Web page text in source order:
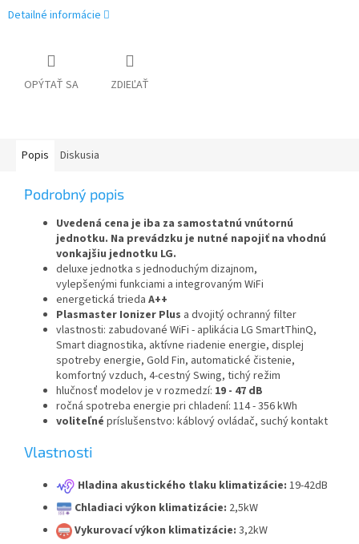
Detailné informácie
OPÝTAŤ SA ZDIEĽAŤ
Popis Diskusia
Podrobný popis
Uvedená cena je iba za samostatnú vnútornú
jednotku. Na prevádzku je nutné napojiť na vhodnú
vonkajšiu jednotku LG.
deluxe jednotka s jednoduchým dizajnom,
vylepšenými funkciami a integrovaným WiFi
energetická trieda A++
Plasmaster Ionizer Plus a dvojitý ochranný filter
vlastnosti: zabudované WiFi - aplikácia LG SmartThinQ,
Smart diagnostika, aktívne riadenie energie, displej
spotreby energie, Gold Fin, automatické čistenie,
komfortný vzduch, 4-cestný Swing, tichý režim
hlučnosť modelov je v rozmedzí: 19 - 47 dB
ročná spotreba energie pri chladení: 114 - 356 kWh
voliteľné príslušenstvo: káblový ovládač, suchý kontakt
Vlastnosti
Hladina akustického tlaku klimatizácie: 19-42dB
Chladiaci výkon klimatizácie: 2,5kW
Vykurovací výkon klimatizácie: 3,2kW